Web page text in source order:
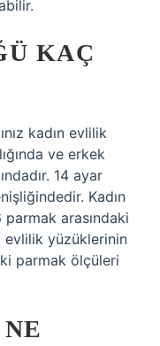
KAÇ
kadın evlilik
ve erkek
14 ayar
Kadın
arasındaki
yüzüklerinin
parmak ölçüleri